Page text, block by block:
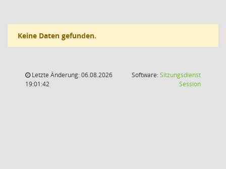
Keine Daten gefunden.
Letzte Änderung: 06.08.2026
19:01:42
Software:Sitzungsdienst
Session(Wird in